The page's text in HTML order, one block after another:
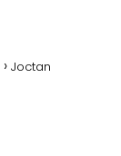
Joctan